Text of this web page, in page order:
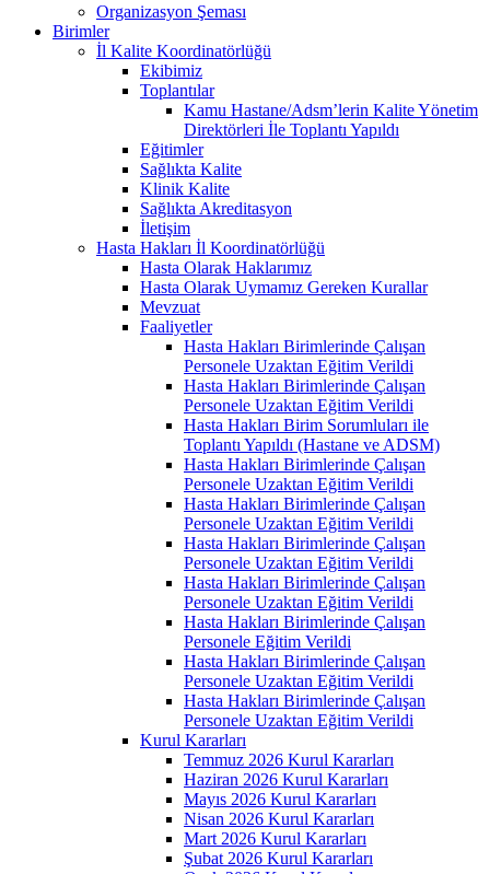
Organizasyon Şeması
Birimler
İl Kalite Koordinatörlüğü
Ekibimiz
Toplantılar
Kamu Hastane/Adsm’lerin Kalite Yönetim
Direktörleri İle Toplantı Yapıldı
Eğitimler
Sağlıkta Kalite
Klinik Kalite
Sağlıkta Akreditasyon
İletişim
Hasta Hakları İl Koordinatörlüğü
Hasta Olarak Haklarımız
Hasta Olarak Uymamız Gereken Kurallar
Mevzuat
Faaliyetler
Hasta Hakları Birimlerinde Çalışan
Personele Uzaktan Eğitim Verildi
Hasta Hakları Birimlerinde Çalışan
Personele Uzaktan Eğitim Verildi
Hasta Hakları Birim Sorumluları ile
Toplantı Yapıldı (Hastane ve ADSM)
Hasta Hakları Birimlerinde Çalışan
Personele Uzaktan Eğitim Verildi
Hasta Hakları Birimlerinde Çalışan
Personele Uzaktan Eğitim Verildi
Hasta Hakları Birimlerinde Çalışan
Personele Uzaktan Eğitim Verildi
Hasta Hakları Birimlerinde Çalışan
Personele Uzaktan Eğitim Verildi
Hasta Hakları Birimlerinde Çalışan
Personele Eğitim Verildi
Hasta Hakları Birimlerinde Çalışan
Personele Uzaktan Eğitim Verildi
Hasta Hakları Birimlerinde Çalışan
Personele Uzaktan Eğitim Verildi
Kurul Kararları
Temmuz 2026 Kurul Kararları
Haziran 2026 Kurul Kararları
Mayıs 2026 Kurul Kararları
Nisan 2026 Kurul Kararları
Mart 2026 Kurul Kararları
Şubat 2026 Kurul Kararları